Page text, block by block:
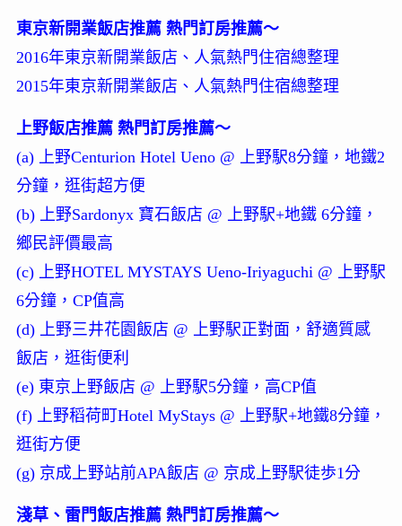
東京新開業飯店推薦 熱門訂房推薦～
2016年東京新開業飯店、人氣熱門住宿總整理
2015年東京新開業飯店、人氣熱門住宿總整理
上野飯店推薦 熱門訂房推薦～
(a) 上野Centurion Hotel Ueno @ 上野駅8分鐘，地鐵2
分鐘，逛街超方便
(b) 上野Sardonyx 寶石飯店 @ 上野駅+地鐵 6分鐘，
鄉民評價最高
(c) 上野HOTEL MYSTAYS Ueno-Iriyaguchi @ 上野駅
6分鐘，CP值高
(d) 上野三井花園飯店 @ 上野駅正對面，舒適質感
飯店，逛街便利
(e) 東京上野飯店 @ 上野駅5分鐘，高CP值
(f) 上野稻荷町Hotel MyStays @ 上野駅+地鐵8分鐘，
逛街方便
(g) 京成上野站前APA飯店 @ 京成上野駅徒歩1分
淺草、雷門飯店推薦 熱門訂房推薦～